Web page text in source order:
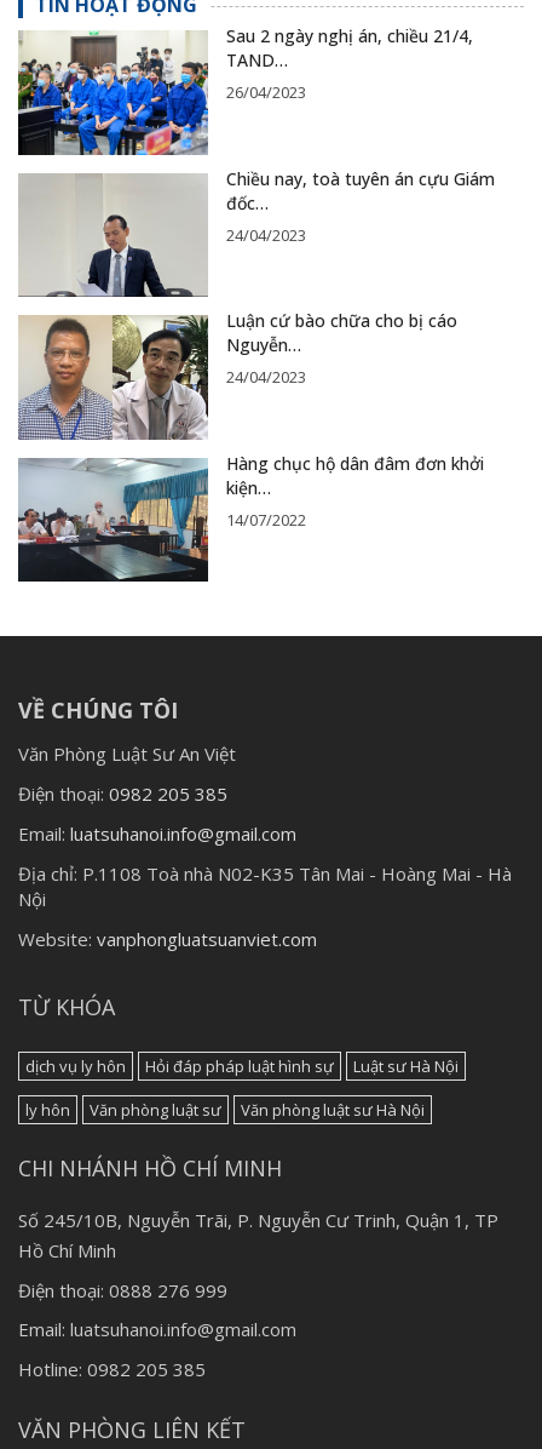
Sau 2 ngày nghị án, chiều 21/4,
TAND…
26/04/2023
Chiều nay, toà tuyên án cựu Giám
đốc…
24/04/2023
Luận cứ bào chữa cho bị cáo
Nguyễn…
24/04/2023
Hàng chục hộ dân đâm đơn khởi
kiện…
14/07/2022
VỀ CHÚNG TÔI
Văn Phòng Luật Sư An Việt
Điện thoại: 0982 205 385
Email: luatsuhanoi.info@gmail.com
Địa chỉ: P.1108 Toà nhà N02-K35 Tân Mai - Hoàng Mai - Hà
Nội
Website: vanphongluatsuanviet.com
TỪ KHÓA
dịch vụ ly hôn Hỏi đáp pháp luật hình sự
Luật sư Hà Nội
ly hôn
Văn phòng luật sư Văn phòng luật sư Hà Nội
CHI NHÁNH HỒ CHÍ MINH
Số 245/10B, Nguyễn Trãi, P. Nguyễn Cư Trinh, Quận 1, TP
Hồ Chí Minh
Điện thoại: 0888 276 999
Email: luatsuhanoi.info@gmail.com
Hotline: 0982 205 385
VĂN PHÒNG LIÊN KẾT